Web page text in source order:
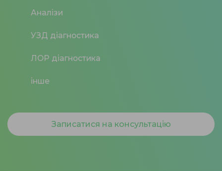
Аналізи
УЗД діагностика
ЛОР діагностика
інше
Записатися на консультацію